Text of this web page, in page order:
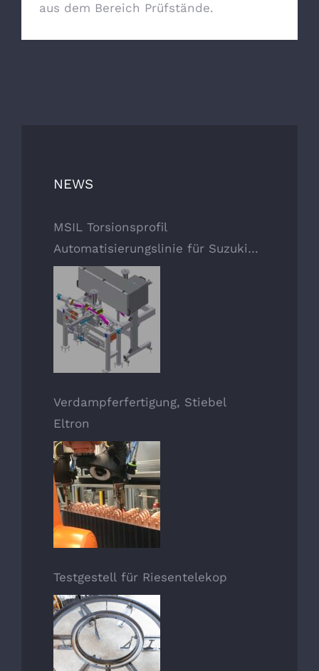
aus dem Bereich Prüfstände.
NEWS
MSIL Torsionsprofil
Automatisierungslinie für Suzuki
Fahrzeug
Verdampferfertigung, Stiebel
Eltron
Testgestell für Riesentelekop